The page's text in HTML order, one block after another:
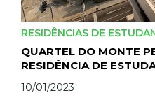
RESIDÊNCIAS DE
QUARTEL DO MONTE
RESIDÊNCIA DE
10/01/2023